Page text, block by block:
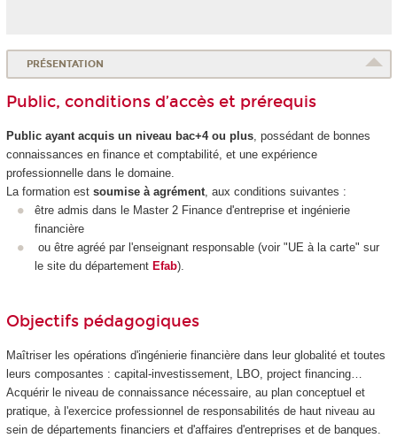
PRÉSENTATION
Public, conditions d’accès et prérequis
Public ayant acquis un niveau bac+4 ou plus, possédant de bonnes
connaissances en finance et comptabilité, et une expérience
professionnelle dans le domaine.
La formation est soumise à agrément, aux conditions suivantes :
être admis dans le Master 2 Finance d'entreprise et ingénierie
financière
ou être agréé par l'enseignant responsable (voir "UE à la carte" sur
le site du département Efab).
Objectifs pédagogiques
Maîtriser les opérations d'ingénierie financière dans leur globalité et toutes
leurs composantes : capital-investissement, LBO, project financing…
Acquérir le niveau de connaissance nécessaire, au plan conceptuel et
pratique, à l'exercice professionnel de responsabilités de haut niveau au
sein de départements financiers et d'affaires d'entreprises et de banques.